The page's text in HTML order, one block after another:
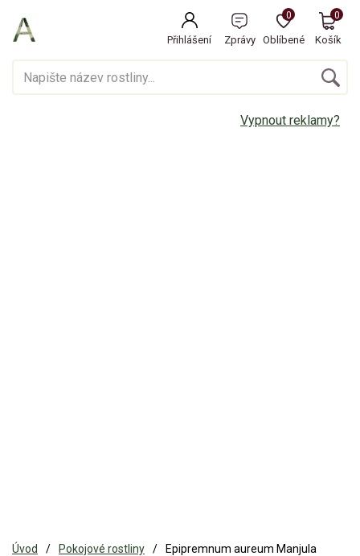
Přihlášení Zprávy Oblíbené
0
Košík
0
Vypnout reklamy?
Úvod Pokojové rostliny Epipremnum aureum Manjula